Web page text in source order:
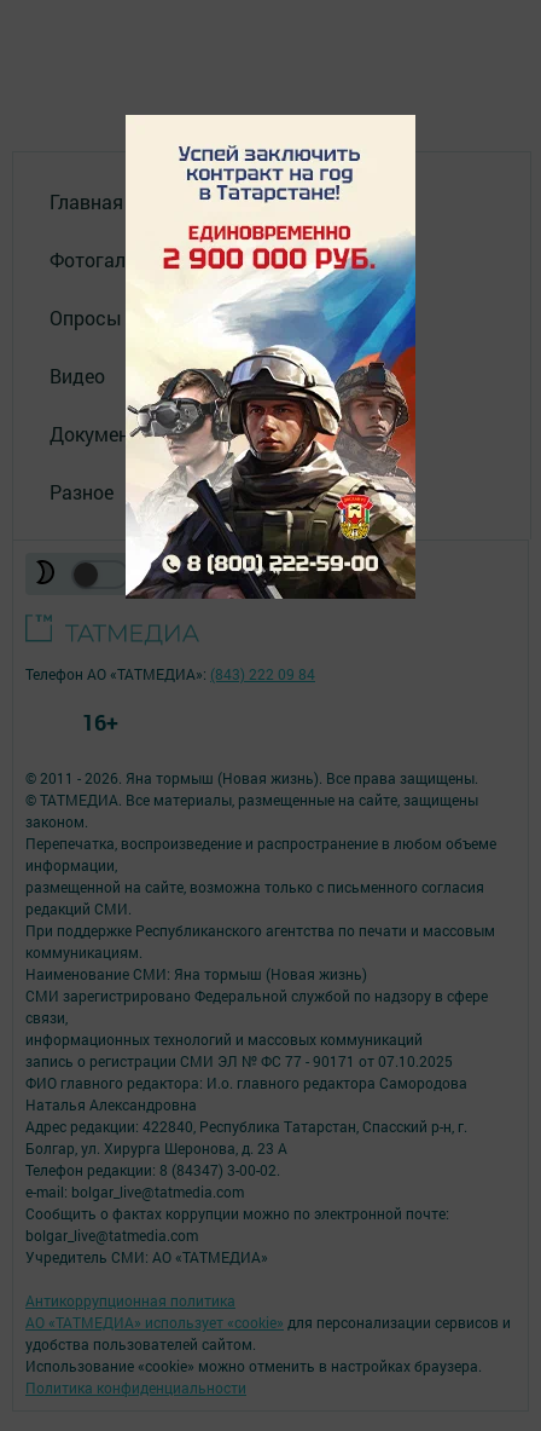
Главная
Фотогалереи
Опросы
Видео
Документы
Разное
© 2011 - 2026. Яна тормыш (Новая жизнь). Все права защищены.
© ТАТМЕДИА. Все материалы, размещенные на сайте, защищены
законом.
Перепечатка, воспроизведение и распространение в любом объеме
информации,
размещенной на сайте, возможна только с письменного согласия
редакций СМИ.
При поддержке Республиканского агентства по печати и массовым
коммуникациям.
Наименование СМИ: Яна тормыш (Новая жизнь)
СМИ зарегистрировано Федеральной службой по надзору в сфере
связи,
информационных технологий и массовых коммуникаций
запись о регистрации СМИ ЭЛ № ФС 77 - 90171 от 07.10.2025
ФИО главного редактора: И.о. главного редактора Самородова
Наталья Александровна
Адрес редакции: 422840, Республика Татарстан, Спасский р-н, г.
Болгар, ул. Хирурга Шеронова, д. 23 А
Телефон редакции: 8 (84347) 3-00-02.
e-mail: bolgar_live@tatmedia.com
Сообщить о фактах коррупции можно по электронной почте:
bolgar_live@tatmedia.com
Учредитель СМИ: АО «ТАТМЕДИА»
Антикоррупционная политика
АО «ТАТМЕДИА» использует «cookie» для персонализации сервисов и
удобства пользователей сайтом.
Использование «cookie» можно отменить в настройках браузера.
Политика конфиденциальности
Телефон АО «ТАТМЕДИА»: (843) 222 09 84
16+